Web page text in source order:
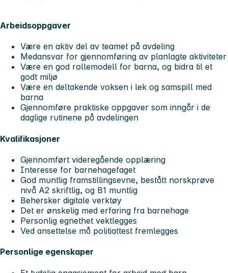
Arbeidsoppgaver
Være en aktiv del av teamet på avdeling
Medansvar for gjennomføring av planlagte aktiviteter
Være en god rollemodell for barna, og bidra til et
godt miljø
Være en deltakende voksen i lek og samspill med
barna
Gjennomføre praktiske oppgaver som inngår i de
daglige rutinene på avdelingen
Kvalifikasjoner
Gjennomført videregående opplæring
Interesse for barnehagefaget
God muntlig framstillingsevne, bestått norskprøve
nivå A2 skriftlig, og B1 muntlig
Behersker digitale verktøy
Det er ønskelig med erfaring fra barnehage
Personlig egnethet vektlegges
Ved ansettelse må politiattest fremlegges
Personlige egenskaper